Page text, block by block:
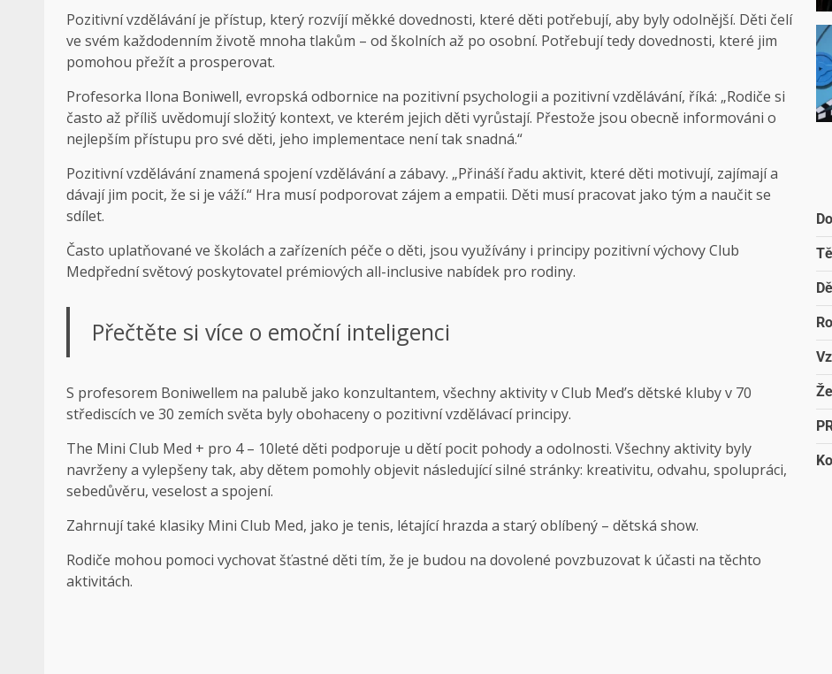
Pozitivní vzdělávání je přístup, který rozvíjí měkké dovednosti, které děti potřebují, aby byly odolnější. Děti čelí
ve svém každodenním životě mnoha tlakům – od školních až po osobní. Potřebují tedy dovednosti, které jim
pomohou přežít a prosperovat.
Profesorka Ilona Boniwell, evropská odbornice na pozitivní psychologii a pozitivní vzdělávání, říká: „Rodiče si
často až příliš uvědomují složitý kontext, ve kterém jejich děti vyrůstají. Přestože jsou obecně informováni o
nejlepším přístupu pro své děti, jeho implementace není tak snadná.“
Pozitivní vzdělávání znamená spojení vzdělávání a zábavy. „Přináší řadu aktivit, které děti motivují, zajímají a
dávají jim pocit, že si je váží.“ Hra musí podporovat zájem a empatii. Děti musí pracovat jako tým a naučit se
sdílet.
Často uplatňované ve školách a zařízeních péče o děti, jsou využívány i principy pozitivní výchovyClub
Medpřední světový poskytovatel prémiových all-inclusive nabídek pro rodiny.
Přečtěte si více o emoční inteligenci
S profesorem Boniwellem na palubě jako konzultantem, všechny aktivity v Club Med’s dětské klubyv 70
střediscích ve 30 zemích světa byly obohaceny o pozitivní vzdělávací principy.
The Mini Club Med + pro 4 – 10leté děti podporuje u dětí pocit pohody a odolnosti. Všechny aktivity byly
navrženy a vylepšeny tak, aby dětem pomohly objevit následující silné stránky: kreativitu, odvahu, spolupráci,
sebedůvěru, veselost a spojení.
Zahrnují také klasiky Mini Club Med, jako je tenis, létající hrazda a starý oblíbený – dětská show.
Rodiče mohou pomoci vychovat šťastné děti tím, že je budou na dovolené povzbuzovat k účasti na těchto
aktivitách.